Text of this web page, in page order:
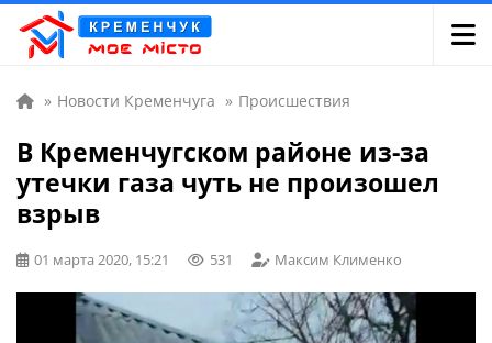
» Новости Кременчуга » Происшествия
В Кременчугском районе из-за
утечки газа чуть не произошел
взрыв
01 марта 2020, 15:21 531 Максим Клименко